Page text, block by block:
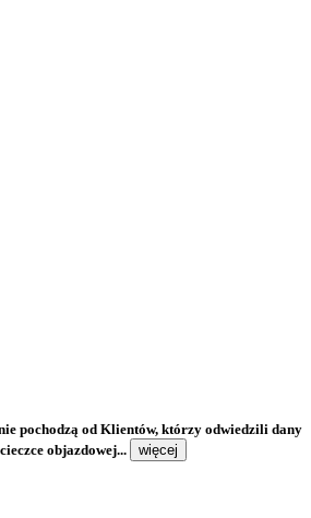
pochodzą od Klientów, którzy odwiedzili dany
objazdowej...
więcej